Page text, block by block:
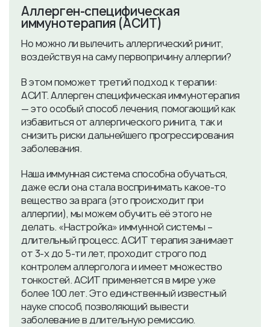
​Аллерген-специфическая
иммунотерапия (АСИТ)
Но можно ли вылечить аллергический ринит,
воздействуя на саму первопричину аллергии?
В этом поможет третий подход к терапии:
АСИТ. Аллерген специфическая иммунотерапия
— это особый способ лечения, помогающий как
избавиться от аллергического ринита, так и
снизить риски дальнейшего прогрессирования
заболевания.
Наша иммунная система способна обучаться,
даже если она стала воспринимать какое-то
вещество за врага (это происходит при
аллергии), мы можем обучить её этого не
делать. «Настройка» иммунной системы –
длительный процесс. АСИТ терапия занимает
от 3-х до 5-ти лет, проходит строго под
контролем аллерголога и имеет множество
тонкостей. АСИТ применяется в мире уже
более 100 лет. Это единственный известный
науке способ, позволяющий вывести
заболевание в длительную ремиссию.